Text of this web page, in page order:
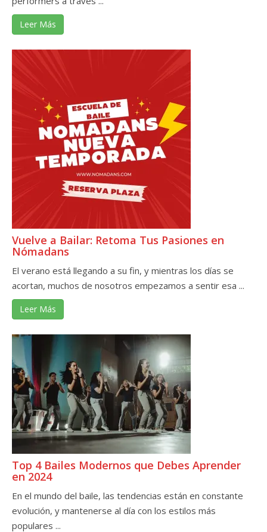
Leer Más
Vuelve a Bailar: Retoma Tus Pasiones en
Nómadans
El verano está llegando a su fin, y mientras los días se
acortan, muchos de nosotros empezamos a sentir esa ...
Leer Más
Top 4 Bailes Modernos que Debes Aprender
en 2024
En el mundo del baile, las tendencias están en constante
evolución, y mantenerse al día con los estilos más
populares ...